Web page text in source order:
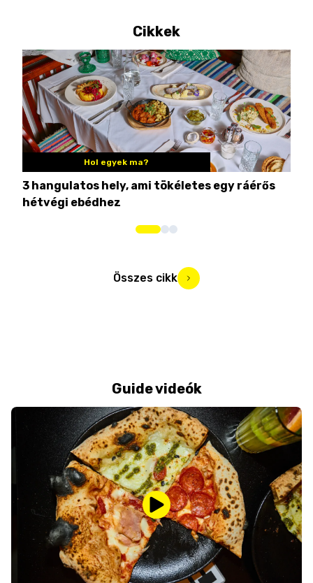
Cikkek
Hol egyek ma?
3 hangulatos hely, ami tökéletes egy ráérős
hétvégi ebédhez
Összes cikk
Guide videók